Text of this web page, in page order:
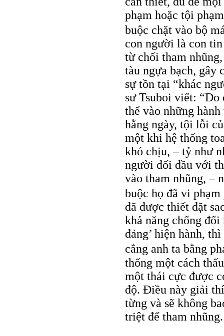
phạm hoặc tội
buộc chặt vào bộ
con người là con
từ chối tham
tàu ngựa bạch, gây
sự tồn tại “khác
sư Tsuboi viết:
thể vào những
hằng ngày, tội lỗi
một khi hệ thống
khó chịu, – tỷ như
người đối đầu với
vào tham nhũng, –
buộc họ đã vi
đã được thiết đặt
khả năng chống
đảng’ hiện hành,
cẳng anh ta bằng
thống một cách
một thái cực được
độ. Điều này giải
từng và sẽ không
triệt để tham nhũng.